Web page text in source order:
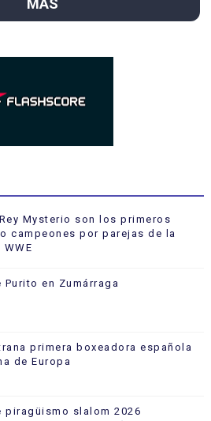
MÁS
Mysterio son los primeros
campeones por parejas de la
en Zumárraga
primera boxeadora española
de Europa
piragüismo slalom 2026